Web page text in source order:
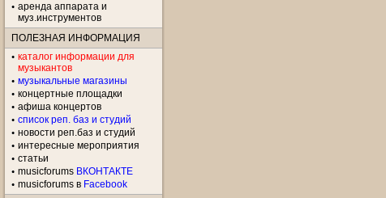
аренда аппарата и
муз.инструментов
ПОЛЕЗНАЯ ИНФОРМАЦИЯ
каталог информации для
музыкантов
музыкальные магазины
концертные площадки
aфиша концертов
список реп. баз и студий
новости реп.баз и студий
интересные мероприятия
статьи
musicforums ВКОНТАКТЕ
musicforums в Facebook